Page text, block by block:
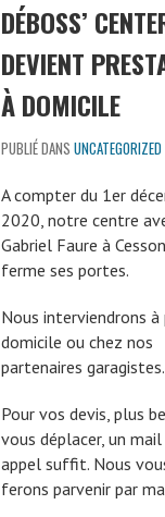
DÉBOSS’
DEVIENT
À DOMICILE
PUBLIÉ DANS UNCATEGORIZED
A compter du 1er
2020, notre centre
Gabriel Faure à
ferme ses portes.
Nous interviendrons à
domicile ou chez nos
partenaires garagistes.
Pour vos devis, plus
vous déplacer, un
appel suffit. Nous
ferons parvenir par